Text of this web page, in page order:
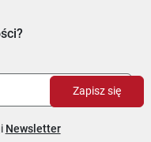
Newsletter
Zapisz się